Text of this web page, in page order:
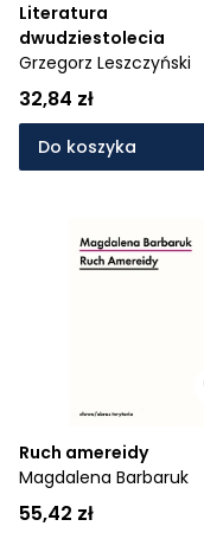
Literatura
dwudziestolecia
Grzegorz Leszczyński
32,84 zł
Do koszyka
Ruch amereidy
Magdalena Barbaruk
55,42 zł